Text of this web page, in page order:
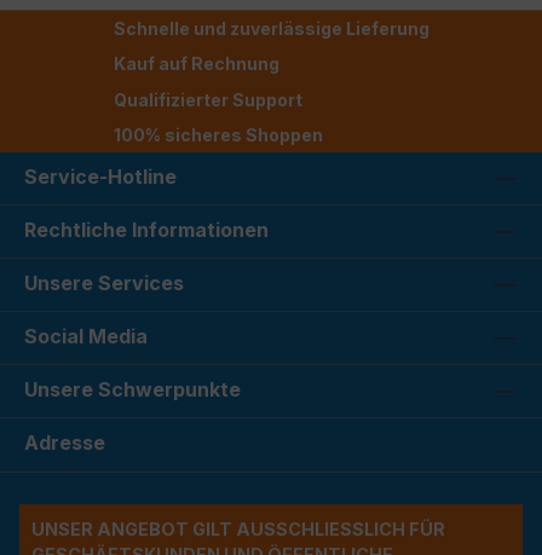
Schnelle und zuverlässige Lieferung
Kauf auf Rechnung
Qualifizierter Support
100% sicheres Shoppen
Service-Hotline
Rechtliche Informationen
Unsere Services
Social Media
Unsere Schwerpunkte
Adresse
UNSER ANGEBOT GILT AUSSCHLIESSLICH FÜR G